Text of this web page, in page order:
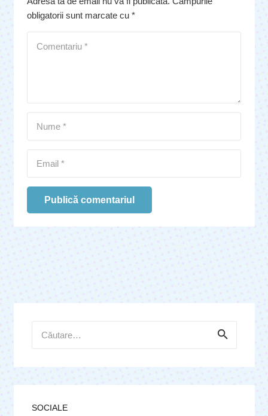
obligatorii sunt marcate cu *
Publică comentariul
după:
SOCIALE